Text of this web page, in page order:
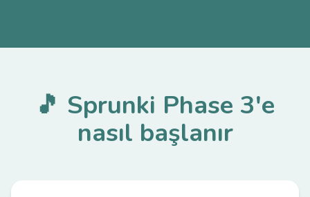
🎵 Sprunki Phase 3'e
nasıl başlanır